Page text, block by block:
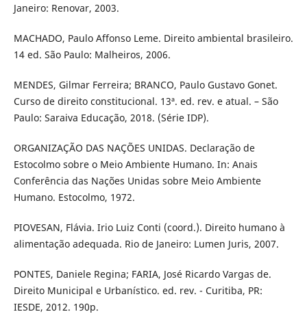
Janeiro: Renovar, 2003.
MACHADO, Paulo Affonso Leme. Direito ambiental brasileiro.
14 ed. São Paulo: Malheiros, 2006.
MENDES, Gilmar Ferreira; BRANCO, Paulo Gustavo Gonet.
Curso de direito constitucional. 13ª. ed. rev. e atual. – São
Paulo: Saraiva Educação, 2018. (Série IDP).
ORGANIZAÇÃO DAS NAÇÕES UNIDAS. Declaração de
Estocolmo sobre o Meio Ambiente Humano. In: Anais
Conferência das Nações Unidas sobre Meio Ambiente
Humano. Estocolmo, 1972.
PIOVESAN, Flávia. Irio Luiz Conti (coord.). Direito humano à
alimentação adequada. Rio de Janeiro: Lumen Juris, 2007.
PONTES, Daniele Regina; FARIA, José Ricardo Vargas de.
Direito Municipal e Urbanístico. ed. rev. - Curitiba, PR:
IESDE, 2012. 190p.